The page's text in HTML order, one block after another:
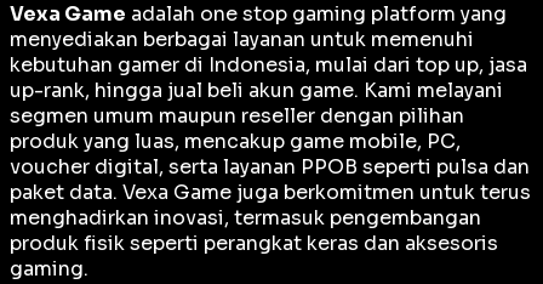
Vexa Game adalah one stop gaming platform yang
menyediakan berbagai layanan untuk memenuhi
kebutuhan gamer di Indonesia, mulai dari top up, jasa
up-rank, hingga jual beli akun game. Kami melayani
segmen umum maupun reseller dengan pilihan
produk yang luas, mencakup game mobile, PC,
voucher digital, serta layanan PPOB seperti pulsa dan
paket data. Vexa Game juga berkomitmen untuk terus
menghadirkan inovasi, termasuk pengembangan
produk fisik seperti perangkat keras dan aksesoris
gaming.